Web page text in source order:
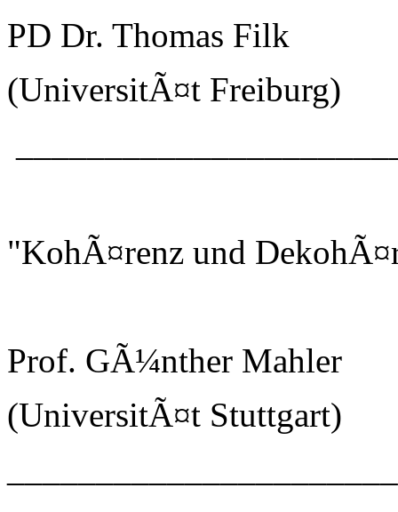
PD Dr. Thomas Filk
(UniversitÃ¤t Freiburg)
"KohÃ¤renz und
Prof. GÃ¼nther Mahler
(UniversitÃ¤t Stuttgart)